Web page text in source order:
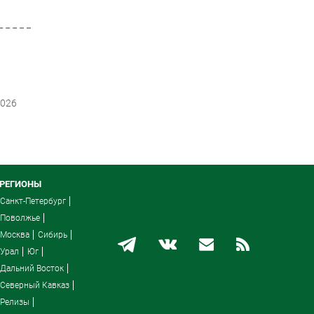
РЕГИОНЫ
Санкт-Петербург
Поволжье
Москва
Сибирь
Урал
Юг
Дальний Восток
Северный Кавказ
Релизы